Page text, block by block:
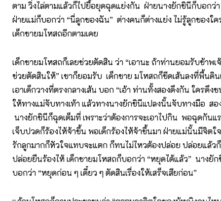
ตาม วิ่งไล่ตามแล้วก็ไปยื้อยุดฉุดแย่งกัน ฝ่ายนางยักขินีก็บอกว่
ฝ่ายแม่ก็บอกว่า “นี่ลูกของฉัน” ต่างคนก็ต่างแย่ง ไม่รู้ลูกของใค
เด็กชายมโหสถอีกตามเคย
เด็กชายมโหสถก็เลยช่วยตัดสิน ว่า “เอานะ ถ้าท่านยอมรับข้าพเ
ช่วยตัดสินให้” เขาก็ยอมรับ เด็กชาย มโหสถก็ขีดเส้นลงที่พื้นดิ
เอาเด็กวางที่ตรงกลางเส้น บอก “เอ้า ท่านทั้งสองดึงกัน ใครดึ
ให้ทางแม่จับทางเท้า แล้วทางนางยักขินีแปลงนั้นจับทางมือ ส
นางยักขินีก็ฉุดเต็มที่ เพราะว่าต้องการจะเอาไปกิน พอฉุดกันแ
เจ็บปวดก็ร้องไห้จ้าขึ้น พอเด็กร้องไห้จ้าขึ้นมา ฝ่ายแม่นั้นมีจิต
รักลูกมากก็หัวใจแทบจะแตก ก็ทนไม่ไหวต้องปล่อย ปล่อยแล้
ปล่อยยืนร้องไห้ เด็กชายมโหสถก็บอกว่า “หยุดได้แล้ว” นางยัก
บอกว่า “หยุดก่อน ๆ เดี๋ยว ๆ ตัดสินเรื่องให้เสร็จเสียก่อน”